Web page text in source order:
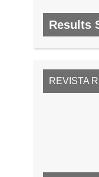
Results
N.º 1, ENERO
REVISTA